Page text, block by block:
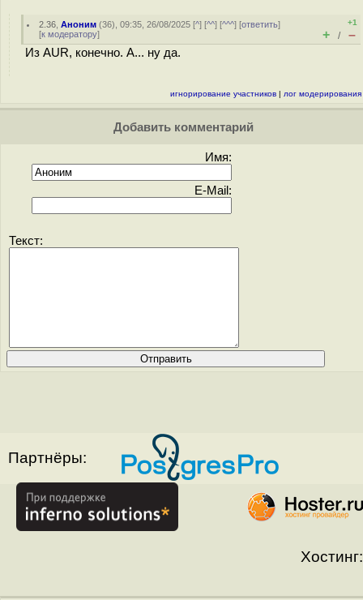
2.36 ,Аноним (36), 09:35, 26/08/2025 [^] [^^] [^^^] [ответить]
[к модератору]
+1
+ / –
Из AUR, конечно. А... ну да.
игнорирование участников | лог модерирования
Добавить комментарий
Имя:
E-Mail:
Текст:
Партнёры:
Хостинг: